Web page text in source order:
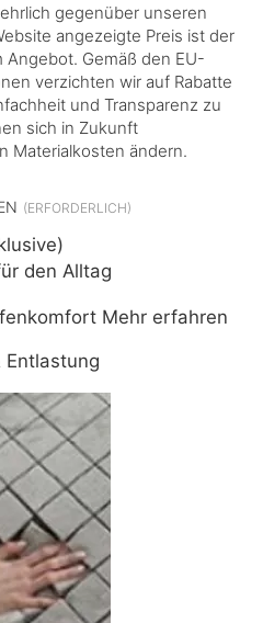
gegenüber unseren
angezeigte Preis ist der
Angebot. Gemäß den EU-
verzichten wir auf Rabatte
und Transparenz zu
sich in Zukunft
Materialkosten ändern.
den Alltag
Mehr erfahren
Entlastung